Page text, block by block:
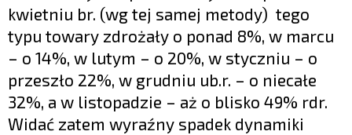
kwietniu br. (wg tej samej metody) tego
typu towary zdrożały o ponad 8%, w marcu
– o 14%, w lutym – o 20%, w styczniu – o
przeszło 22%, w grudniu ub.r. – o niecałe
32%, a w listopadzie – aż o blisko 49% rdr.
Widać zatem wyraźny spadek dynamiki